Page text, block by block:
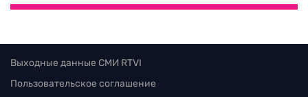
Выходные данные СМИ RTVI
Пользовательское соглашение